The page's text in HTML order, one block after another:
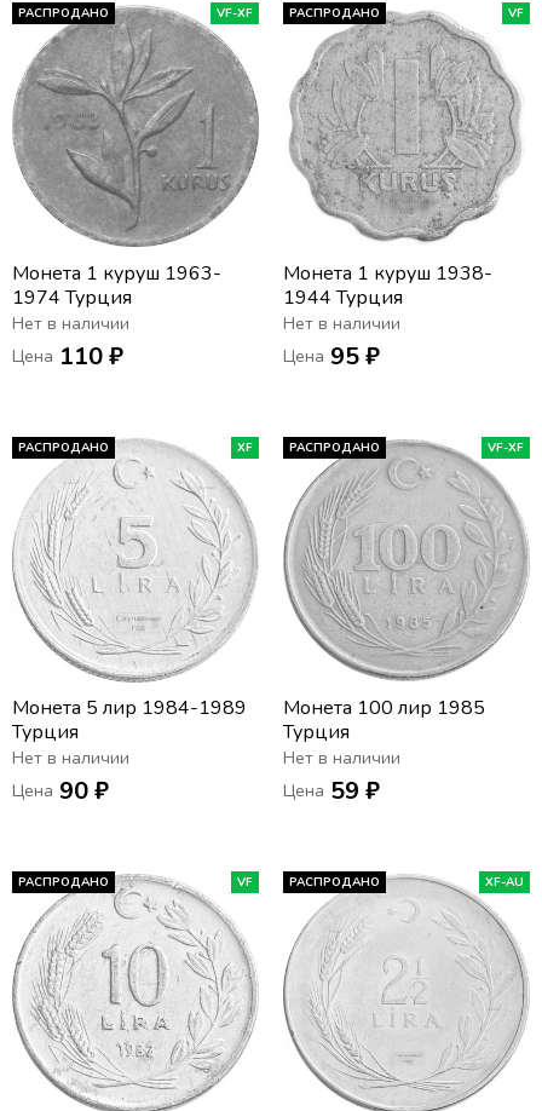
РАСПРОДАНО VF-XF
Монета 1 куруш 1963-
1974 Турция
Нет в наличии
Цена 110 ₽
РАСПРОДАНО VF
Монета 1 куруш 1938-
1944 Турция
Нет в наличии
Цена 95 ₽
РАСПРОДАНО XF
Монета 5 лир 1984-1989
Турция
Нет в наличии
Цена 90 ₽
РАСПРОДАНО VF-XF
Монета 100 лир 1985
Турция
Нет в наличии
Цена 59 ₽
РАСПРОДАНО VF РАСПРОДАНО XF-AU